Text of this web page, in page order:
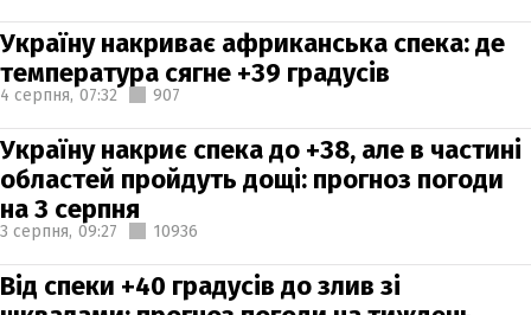
Україну накриває африканська спека: де
температура сягне +39 градусів
4 серпня, 07:32 907
Україну накриє спека до +38, але в частині
областей пройдуть дощі: прогноз погоди
на 3 серпня
3 серпня, 09:27 10936
Від спеки +40 градусів до злив зі